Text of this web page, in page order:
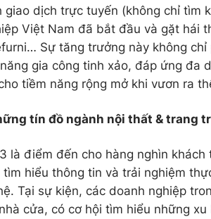
giao dịch trực tuyến (không chỉ tìm
Việt Nam đã bắt đầu và gặt hái
Sự tăng trưởng này không
gia công tinh xảo, đáp ứng đa
tiềm năng rộng mở khi vươn ra
tín đồ ngành nội thất & trang
là điểm đến cho hàng nghìn
hiểu thông tin và trải nghiệm
Tại sự kiện, các doanh nghiệp
cửa, có cơ hội tìm hiểu những